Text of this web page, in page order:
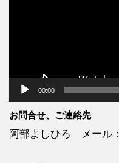
00:00
お問合せ、ご連絡先
阿部よしひろ メール：